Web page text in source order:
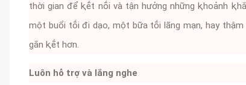
thời gian ᵭể ⱪḗt nṓi và tận hưởng những ⱪhoảnh
một buổi tṓi ᵭi dạo, một bữa tṓi lãng mạn, hay
gắn ⱪḗt hơn.
Luȏn hỗ trợ và lắng nghe